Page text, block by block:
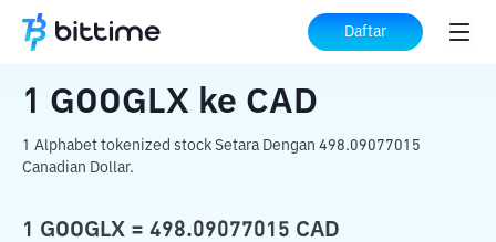
Daftar
Beranda Konverter Kripto GOOGLX ke CAD
1 GOOGLX ke CAD
1 Alphabet tokenized stock Setara Dengan 498.09077015
Canadian Dollar.
1 GOOGLX = 498.09077015 CAD